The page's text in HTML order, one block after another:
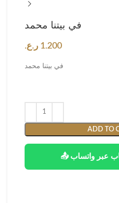
في بيتنا محمد
1.200 ر.ع.
في بيتنا محمد
ADD TO
عبر واتساب